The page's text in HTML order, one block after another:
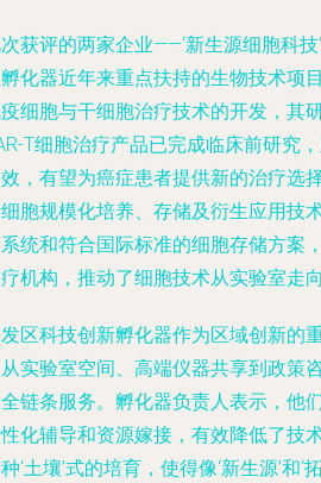
获评的两家企业——‘新生源细胞科技
化器近年来重点扶持的生物技术项
细胞与干细胞治疗技术的开发，其
T细胞治疗产品已完成临床前研究
，有望为癌症患者提供新的治疗选
胞规模化培养、存储及衍生应用技
统和符合国际标准的细胞存储方案
机构，推动了细胞技术从实验室走
区科技创新孵化器作为区域创新的
实验室空间、高端仪器共享到政策
链条服务。孵化器负责人表示，他
化辅导和资源嫁接，有效降低了技
‘土壤’式的培育，使得像‘新生源’和